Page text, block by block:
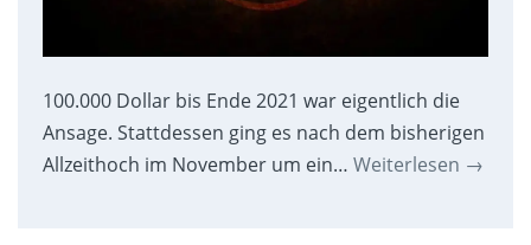
100.000 Dollar bis Ende 2021 war eigentlich die
Ansage. Stattdessen ging es nach dem bisherigen
Allzeithoch im November um ein… Weiterlesen →